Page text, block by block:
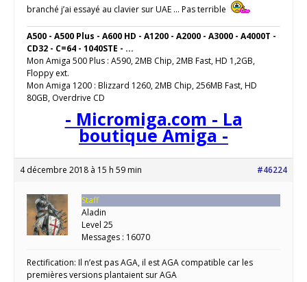
branché j’ai essayé au clavier sur UAE … Pas terrible
A500 - A500 Plus - A600 HD - A1200 - A2000 - A3000 - A4000T -
CD32 - C=64 - 1040STE - ...
Mon Amiga 500 Plus : A590, 2MB Chip, 2MB Fast, HD 1,2GB,
Floppy ext.
Mon Amiga 1200 : Blizzard 1260, 2MB Chip, 256MB Fast, HD
80GB, Overdrive CD
- Micromiga.com - La
boutique Amiga -
4 décembre 2018 à 15 h 59 min #46224
Staff
Aladin
Level 25
Messages : 16070
Rectification: Il n’est pas AGA, il est AGA compatible car les
premières versions plantaient sur AGA